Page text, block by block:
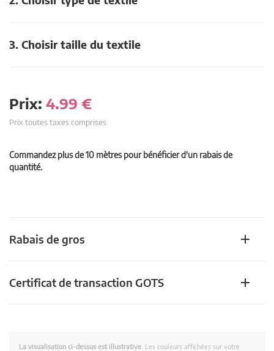
3. Choisir taille du textile
Prix: 4.99 €
Prix toutes taxes comprises
Commandez plus de 10 mètres pour bénéficier d'un rabais de
quantité.
Rabais de gros
Certificat de transaction GOTS
La visualisation ci-dessus est illustrative. Les couleurs affichées sur votre